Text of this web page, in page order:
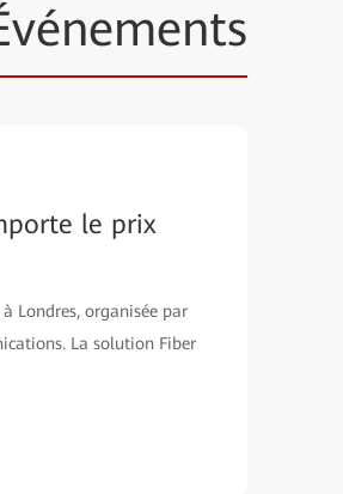
le prix
Londres, organisée par
La solution Fiber